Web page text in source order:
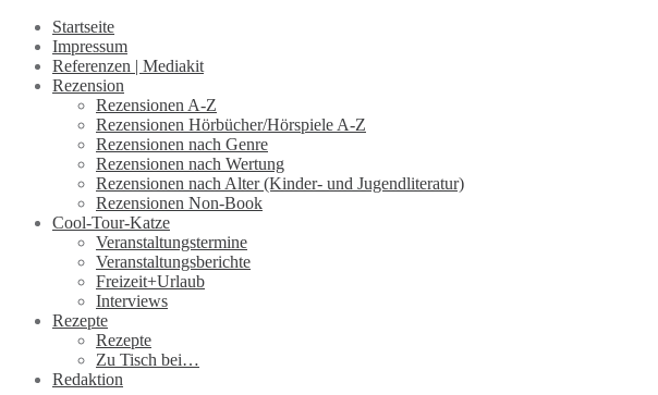
Startseite
Impressum
Referenzen | Mediakit
Rezension
Rezensionen A-Z
Rezensionen Hörbücher/Hörspiele A-Z
Rezensionen nach Genre
Rezensionen nach Wertung
Rezensionen nach Alter (Kinder- und Jugendliteratur)
Rezensionen Non-Book
Cool-Tour-Katze
Veranstaltungstermine
Veranstaltungsberichte
Freizeit+Urlaub
Interviews
Rezepte
Rezepte
Zu Tisch bei…
Redaktion